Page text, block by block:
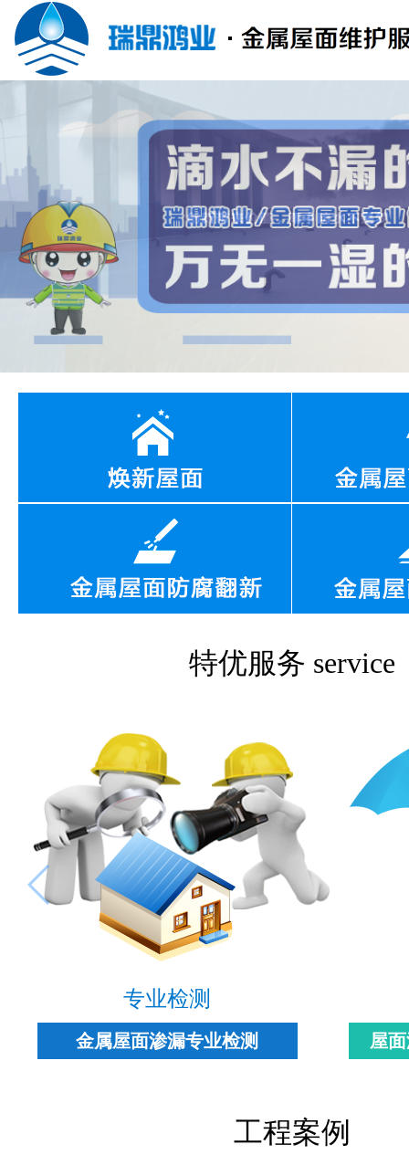
特优服务 service
专业检测
金属屋面渗漏专业检测 屋
工程案例